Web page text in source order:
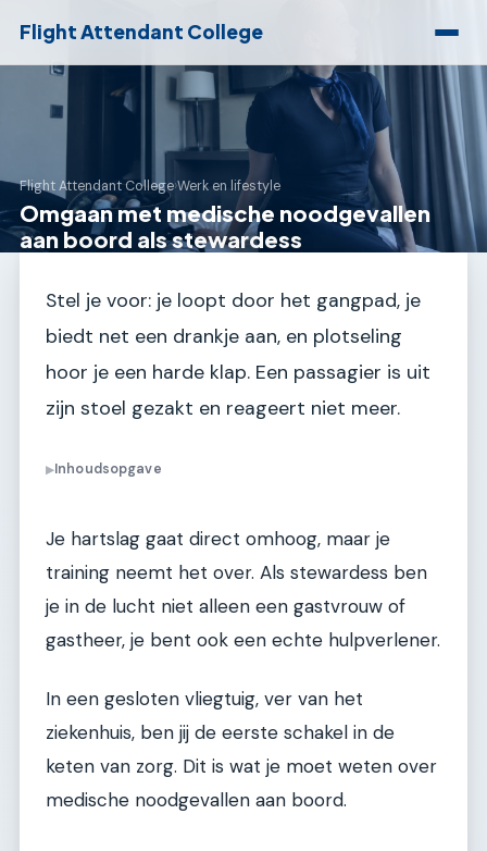
Flight Attendant College
Flight Attendant College›Werk en lifestyle
Omgaan met medische noodgevallen
aan boord als stewardess
Stel je voor: je loopt door het gangpad, je
biedt net een drankje aan, en plotseling
hoor je een harde klap. Een passagier is uit
zijn stoel gezakt en reageert niet meer.
▶Inhoudsopgave
Je hartslag gaat direct omhoog, maar je
training neemt het over. Als stewardess ben
je in de lucht niet alleen een gastvrouw of
gastheer, je bent ook een echte hulpverlener.
In een gesloten vliegtuig, ver van het
ziekenhuis, ben jij de eerste schakel in de
keten van zorg. Dit is wat je moet weten over
medische noodgevallen aan boord.